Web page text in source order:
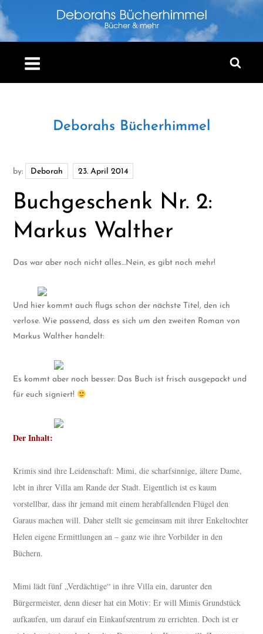
Skip
to
content
Deborahs Bücherhimmel
by: Deborah
Buchgeschenk Nr. 2:
Markus Walther
Das war aber noch nicht alles…Nein, es gibt noch mehr!
Und hier kommt auch flugs schon der nächste Titel, den ich
verlose. Wie passend, dass es sich um den zweiten Roman von
Markus Walther handelt:
Es kommt aber noch besser: Das Buch ist frisch ausgepackt und
für euch signiert!
Der Inhalt:
Krimis sind ihre Leidenschaft: Mimi, die scharfsinnige, ältere Dame,
lebt in ihrer Villa am Rande der Stadt. Eigentlich ist es kaum
vorstellbar, dass ihr jemand mit einem herabfallenden Flügel den
Garaus machen will. Daher stellt sie gemeinsam mit ihrer Enkeltochter
Helen eigene Ermittlungen an – ganz wie ihre Vorbilder in den
Büchern.
Mimi lädt fünf „Verdächtige“ in ihre Villa ein, darunter den
Bürgermeister, denn dieser hat ein Motiv: Er will Mimis Grundstück
aufkaufen, um darauf ein Einkaufszentrum zu errichten. Doch ist er